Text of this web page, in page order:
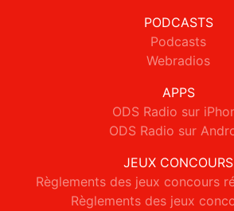
PODCASTS
Podcasts
Webradios
APPS
ODS Radio sur
ODS Radio sur
JEUX CONCOURS
Règlements des jeux concours
Règlements des jeux